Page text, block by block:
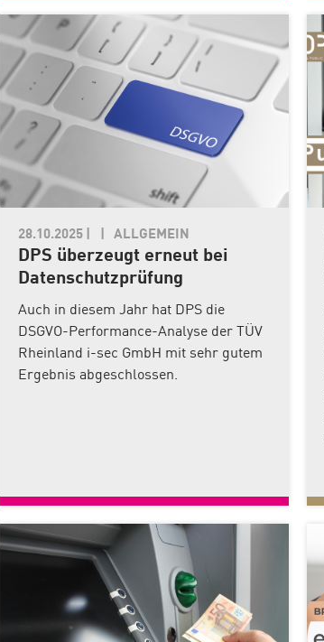
28.10.2025| ALLGEMEIN
DPS überzeugt erneut bei
Datenschutzprüfung
Auch in diesem Jahr hat DPS die
DSGVO-Performance-Analyse der TÜV
Rheinland i-sec GmbH mit sehr gutem
Ergebnis abgeschlossen.